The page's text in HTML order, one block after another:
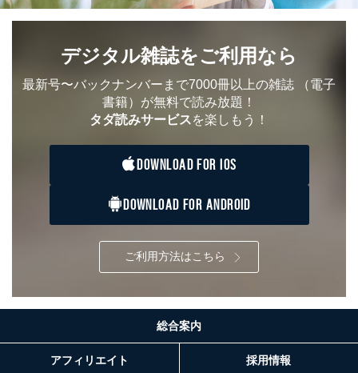
デジタル雑誌をご利用なら
最新号〜バックナンバーまで7000冊以上の雑誌 （電子
書籍）が無料で読み放題！
タダ読みサービスを楽しもう！
DOWNLOAD FOR IOS
DOWNLOAD FOR ANDROID
ご利用方法はこちら
総合案内
アフィリエイト 採用情報